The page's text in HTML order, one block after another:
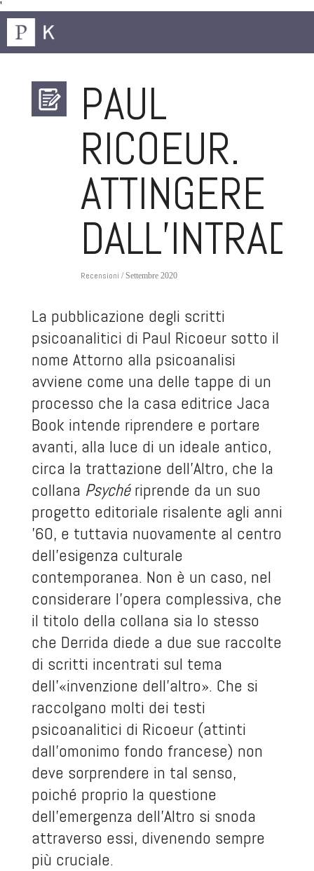
'
PAUL
RICOEUR.
ATTINGERE
Recensioni / Settembre 2020
La pubblicazione degli scritti
psicoanalitici di Paul Ricoeur sotto il
nome Attorno alla psicoanalisi
avviene come una delle tappe di un
processo che la casa editrice Jaca
Book intende riprendere e portare
avanti, alla luce di un ideale antico,
circa la trattazione dell’Altro, che la
collana Psychériprende da un suo
progetto editoriale risalente agli anni
’60, e tuttavia nuovamente al centro
dell’esigenza culturale
contemporanea. Non è un caso, nel
considerare l’opera complessiva, che
il titolo della collana sia lo stesso
che Derrida diede a due sue raccolte
di scritti incentrati sul tema
dell’«invenzione dell’altro». Che si
raccolgano molti dei testi
psicoanalitici di Ricoeur (attinti
dall’omonimo fondo francese) non
deve sorprendere in tal senso,
poiché proprio la questione
dell’emergenza dell’Altro si snoda
attraverso essi, divenendo sempre
più cruciale.